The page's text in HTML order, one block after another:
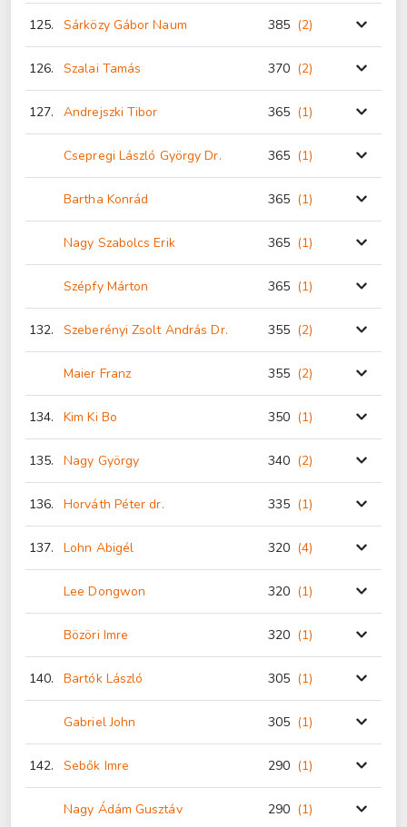
125. Sárközy Gábor Naum 385 (2)
126. Szalai Tamás 370 (2)
127. Andrejszki Tibor 365 (1)
Csepregi László György Dr. 365 (1)
Bartha Konrád 365 (1)
Nagy Szabolcs Erik 365 (1)
Szépfy Márton 365 (1)
132. Szeberényi Zsolt András Dr. 355 (2)
Maier Franz 355 (2)
134. Kim Ki Bo 350 (1)
135. Nagy György 340 (2)
136. Horváth Péter dr. 335 (1)
137. Lohn Abigél 320 (4)
Lee Dongwon 320 (1)
Bözöri Imre 320 (1)
140. Bartók László 305 (1)
Gabriel John 305 (1)
142. Sebők Imre 290 (1)
Nagy Ádám Gusztáv 290 (1)